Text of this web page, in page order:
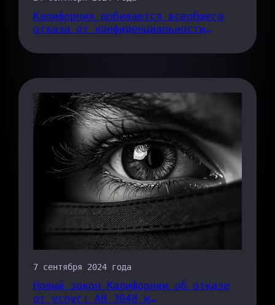
Калифорния добивается всеобщего
отказа от конфиденциальности
7 сентября 2024 года
Новый закон Калифорнии об отказе
от услуг: AB 3048 и